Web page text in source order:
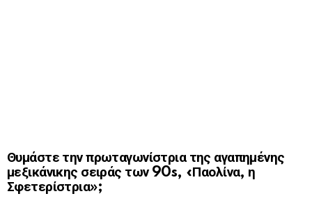
Θυμάστε την πρωταγωνίστρια της αγαπημένης
μεξικάνικης σειράς των 90s, «Παολίνα, η
Σφετερίστρια»;